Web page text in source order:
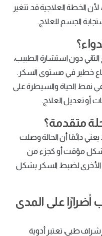
الخطة العلاجية قد تتغير
الجسم للعلاج.
الثاني دون استشارة الطبيب،
خطير في مستوى السكر.
نمط الحياة والسيطرة على
أو تعديل العلاج.
متقدمة؟
دائمًا أن الحالة وصلت
مؤقت أو كجزء من
الأخرى لضبط السكر بشكل
على المدى
طبي، تعتبر أدوية